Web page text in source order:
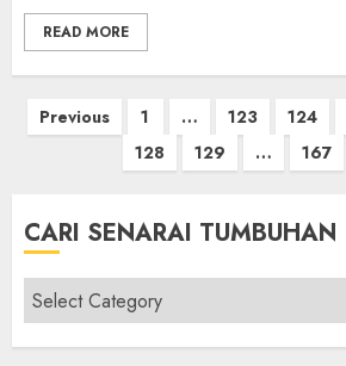
READ MORE
Posts
pagination
Previous 1 … 123 124
128
129 … 167
CARI SENARAI TUMBUHAN
Cari
Senarai
Tumbuhan